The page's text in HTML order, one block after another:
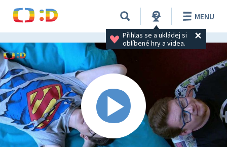
Přihlas se a ukládej si
oblíbené hry a videa.
MENU